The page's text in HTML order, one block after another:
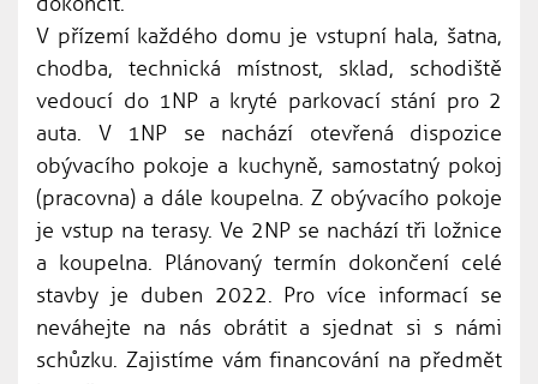
V přízemí každého domu je vstupní hala, šatna,
chodba, technická místnost, sklad, schodiště
vedoucí do 1NP a kryté parkovací stání pro 2
auta. V 1NP se nachází otevřená dispozice
obývacího pokoje a kuchyně, samostatný pokoj
(pracovna) a dále koupelna. Z obývacího pokoje
je vstup na terasy. Ve 2NP se nachází tři ložnice
a koupelna. Plánovaný termín dokončení celé
stavby je duben 2022. Pro více informací se
neváhejte na nás obrátit a sjednat si s námi
schůzku. Zajistíme vám financování na předmět